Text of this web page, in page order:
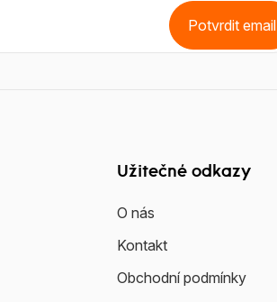
Potvrdit email
Užitečné odkazy
O nás
Kontakt
Obchodní podmínky